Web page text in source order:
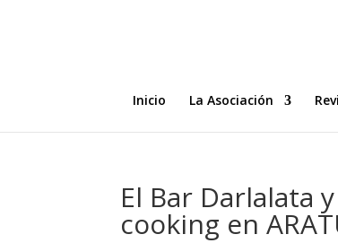
Inicio La Asociación
El Bar Darlalata
cooking en